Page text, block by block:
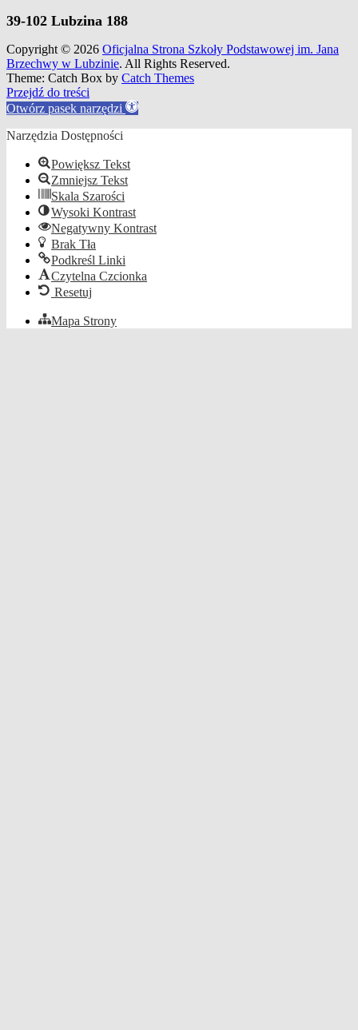
39-102 Lubzina 188
Copyright © 2026 Oficjalna Strona Szkoły Podstawowej im. Jana
Brzechwy w Lubzinie. All Rights Reserved.
Theme: Catch Box by Catch Themes
Scroll
Up
Przejdź do treści
Otwórz pasek narzędzi
Narzędzia Dostępności
Powiększ Tekst
Zmniejsz Tekst
Skala Szarości
Wysoki Kontrast
Negatywny Kontrast
Brak Tła
Podkreśl Linki
Czytelna Czcionka
Resetuj
Mapa Strony